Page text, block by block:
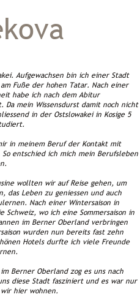
Aufgewachsen bin ich einer Stadt
Fuße der hohen Tatar. Nach einer
habe ich nach dem Abitur
Da mein Wissensdurst damit noch nicht
in der Ostslowakei in Kosige 5
in meinem Beruf der Kontakt mit
entschied ich mich mein Berufsleben
wollten wir auf Reise gehen, um
das Leben zu geniessen und auch
Nach einer Wintersaison in
Schweiz, wo ich eine Sommersaison in
im Berner Oberland verbringen
wurden nun bereits fast zehn
Hotels durfte ich viele Freunde
Berner Oberland zog es uns nach
diese Stadt fasziniert und es war nur
hier wohnen.